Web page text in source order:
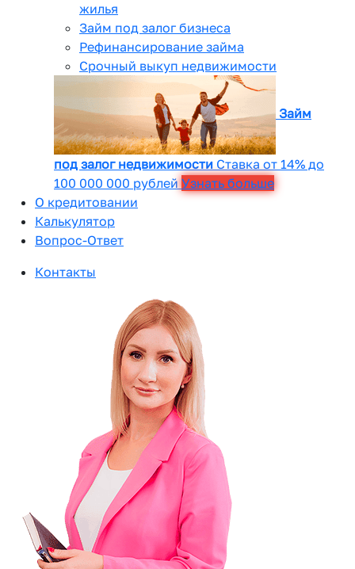
жилья
Займ под залог бизнеса
Рефинансирование займа
Срочный выкуп недвижимости
Займ
под залог недвижимости Ставка от 14% до
100 000 000 рублей Узнать больше
О кредитовании
Калькулятор
Вопрос-Ответ
Контакты